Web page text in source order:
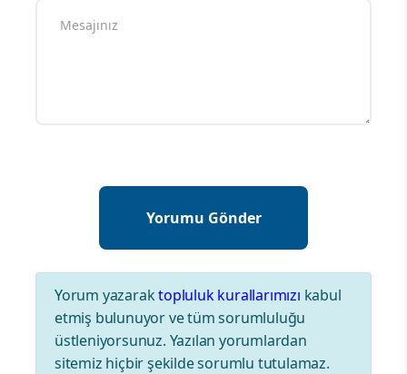
Yorum yazaraktopluluk kurallarımızı kabul
etmiş bulunuyor ve tüm sorumluluğu
üstleniyorsunuz. Yazılan yorumlardan
sitemiz hiçbir şekilde sorumlu tutulamaz.